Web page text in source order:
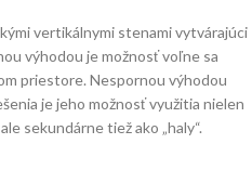
vertikálnymi stenami vytvárajúci
výhodou je možnosť voľne sa
priestore. Nespornou výhodou
je jeho možnosť využitia nielen
sekundárne tiež ako „haly“.